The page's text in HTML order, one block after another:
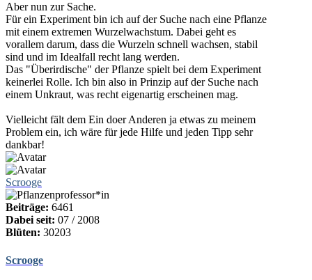
Aber nun zur Sache.
Für ein Experiment bin ich auf der Suche nach eine Pflanze
mit einem extremen Wurzelwachstum. Dabei geht es
vorallem darum, dass die Wurzeln schnell wachsen, stabil
sind und im Idealfall recht lang werden.
Das "Überirdische" der Pflanze spielt bei dem Experiment
keinerlei Rolle. Ich bin also in Prinzip auf der Suche nach
einem Unkraut, was recht eigenartig erscheinen mag.
Vielleicht fält dem Ein doer Anderen ja etwas zu meinem
Problem ein, ich wäre für jede Hilfe und jeden Tipp sehr
dankbar!
Scrooge
Beiträge: 6461
Dabei seit: 07 / 2008
Blüten: 30203
Scrooge